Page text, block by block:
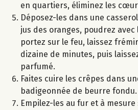
en quartiers, éliminez les
Déposez-les dans une
jus des oranges, poudrez
portez sur le feu, laissez
dizaine de minutes, puis
parfumé.
Faites cuire les crêpes dans
badigeonnée de beurre fondu.
Empilez-les au fur et à